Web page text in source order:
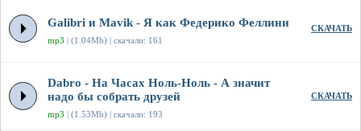
Galibri и Mavik - Я как Федерико Феллини
mp3 | (1.04Mb) | скачали: 161
СКАЧАТЬ
Dabro - На Часах Ноль-Ноль - А значит
надо бы собрать друзей
mp3 | (1.53Mb) | скачали: 193
СКАЧАТЬ